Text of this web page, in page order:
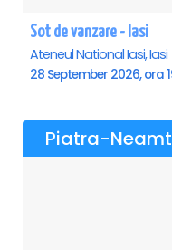
Sot de vanzare - Iasi
Ateneul National Iasi, Iasi
Piatra-Neamt